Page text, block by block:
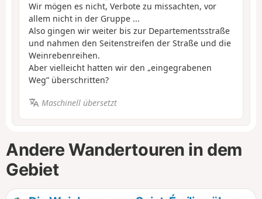
Wir mögen es nicht, Verbote zu missachten, vor
allem nicht in der Gruppe ...
Also gingen wir weiter bis zur Departementsstraße
und nahmen den Seitenstreifen der Straße und die
Weinrebenreihen.
Aber vielleicht hatten wir den „eingegrabenen
Weg” überschritten?
Maschinell übersetzt
Andere Wandertouren in dem
Gebiet